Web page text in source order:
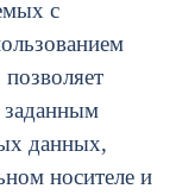
с
позволяет
заданным
данных,
носителе и